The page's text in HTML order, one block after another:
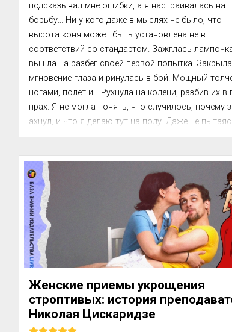
подсказывал мне ошибки, а я настраивалась на
борьбу... Ни у кого даже в мыслях не было, что
высота коня может быть установлена не в
соответствий со стандартом. Зажглась
вышла на разбег своей первой попыт­ка.
мгновение глаза и ринулась в бой. Мощный
ногами, полет и... Рухнула на колени, разбив их в
прах. Я не могла понять, что случилось, почему
ахнул, и что я делаю тут на полу. Даже не
разобраться, я встала и пошла на вторую
Женские приемы укрощения
строптивых: история
Николая Цискаридзе